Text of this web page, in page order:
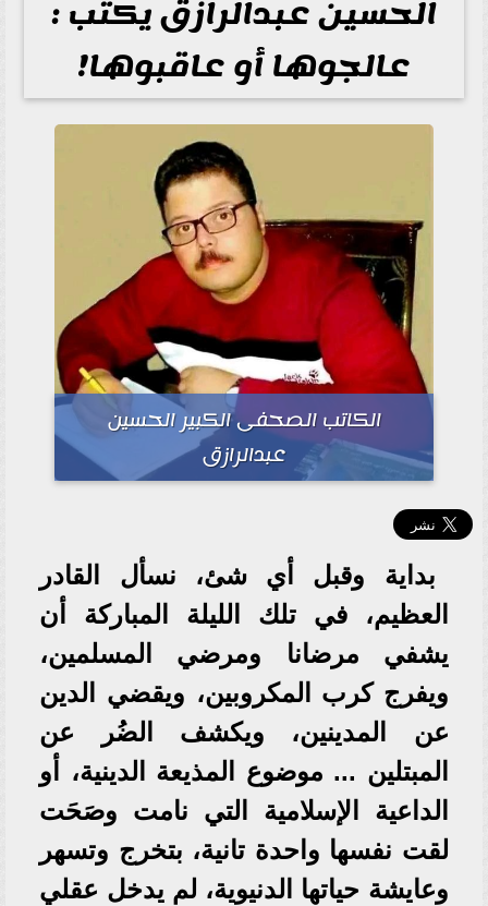
الحسين عبدالرازق يكتب :
عالجوها أو عاقبوها!
الكاتب الصحفى الكبير الحسين
عبدالرازق
بداية وقبل أي شئ، نسأل القادر
العظيم، في تلك الليلة المباركة أن
يشفي مرضانا ومرضي المسلمين،
ويفرج كرب المكروبين، ويقضي الدين
عن المدينين، ويكشف الضُر عن
المبتلين ... موضوع المذيعة الدينية، أو
الداعية الإسلامية التي نامت وصَحَت
لقت نفسها واحدة تانية، بتخرج وتسهر
وعايشة حياتها الدنيوية، لم يدخل عقلي